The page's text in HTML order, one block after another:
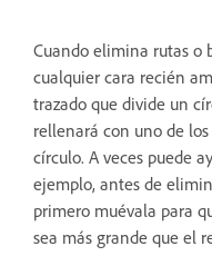
Cuando elimina rutas o
cualquier cara recién
trazado que divide un
rellenará con uno de
círculo. A veces puede
ejemplo, antes de
primero muévala para
sea más grande que el